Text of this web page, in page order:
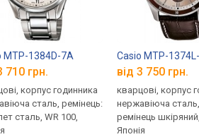
MTP-1384D-7A
710 грн.
корпус годинника
сталь, ремінець:
сталь, WR 100,
Casio MTP-
від 3 750 грн.
кварцові, корпус
нержавіюча
ремінець
Японія